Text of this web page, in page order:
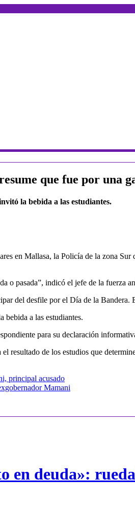
que fue por una
la bebida a las estudiantes.
en Mallasa, la Policía de la zona
o pasada”, indicó el jefe de la fuerza
del desfile por el Día de la Bandera.
bebida a las estudiantes.
para su declaración
resultado de los estudios que
principal acusado
Mamani
en deuda»: